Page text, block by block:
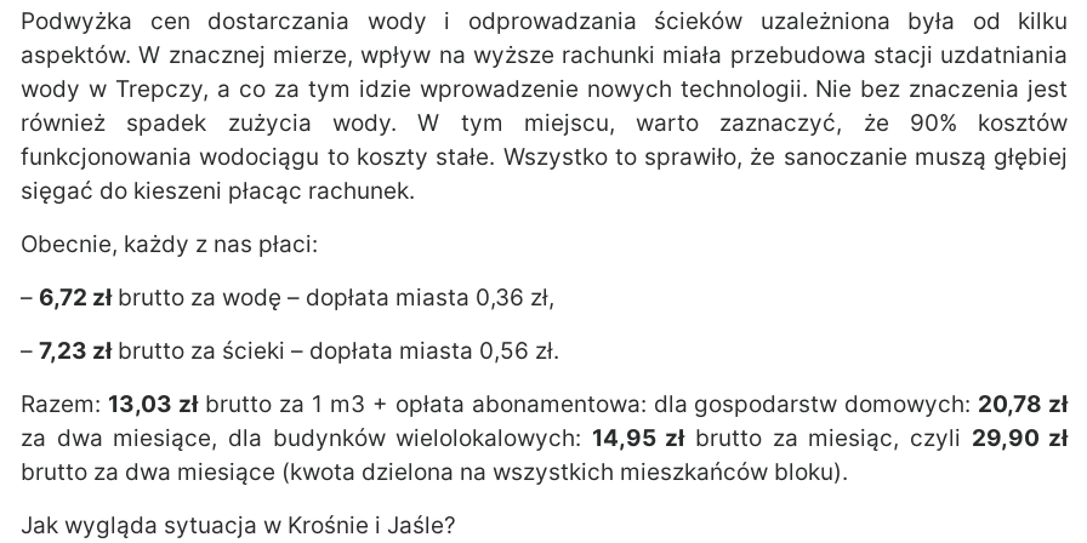
Podwyżka cen dostarczania wody i odprowadzania ścieków uzależniona była od kilku
aspektów. W znacznej mierze, wpływ na wyższe rachunki miała przebudowa stacji uzdatniania
wody w Trepczy, a co za tym idzie wprowadzenie nowych technologii. Nie bez znaczenia jest
również spadek zużycia wody. W tym miejscu, warto zaznaczyć, że 90% kosztów
funkcjonowania wodociągu to koszty stałe. Wszystko to sprawiło, że sanoczanie muszą głębiej
sięgać do kieszeni płacąc rachunek.
Obecnie, każdy z nas płaci:
– 6,72 złbrutto za wodę – dopłata miasta 0,36 zł,
– 7,23 złbrutto za ścieki – dopłata miasta 0,56 zł.
Razem: 13,03 złbrutto za 1 m3 + opłata abonamentowa: dla gospodarstw domowych: 20,78 zł
za dwa miesiące, dla budynków wielolokalowych: 14,95 złbrutto za miesiąc, czyli 29,90 zł
brutto za dwa miesiące (kwota dzielona na wszystkich mieszkańców bloku).
Jak wygląda sytuacja w Krośnie i Jaśle?